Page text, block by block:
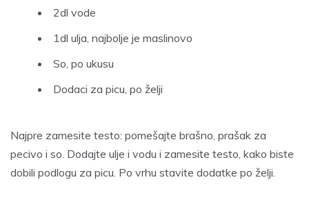
2dl vode
1dl ulja, najbolje je maslinovo
So, po ukusu
Dodaci za picu, po želji
Najpre zamesite testo: pomešajte brašno, prašak za
pecivo i so. Dodajte ulje i vodu i zamesite testo, kako biste
dobili podlogu za picu. Po vrhu stavite dodatke po želji.